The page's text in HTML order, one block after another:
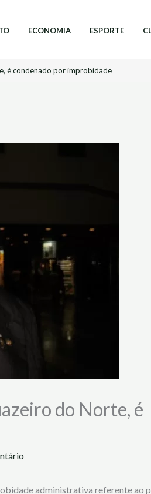
ECONOMIA ESPORTE
é condenado por improbidade
do Norte, é
administrativa referente ao